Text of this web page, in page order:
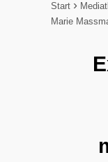
Start
Marie